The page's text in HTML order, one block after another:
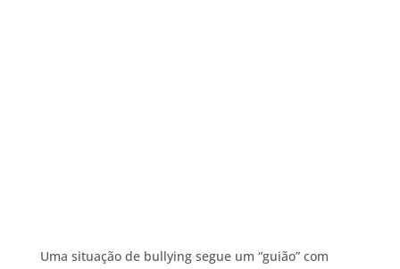
Uma situação de bullying segue um “guião” com